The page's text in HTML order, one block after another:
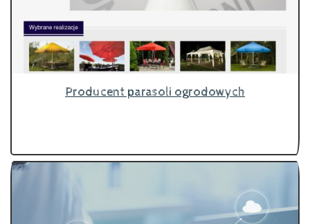
Producent parasoli ogrodowych